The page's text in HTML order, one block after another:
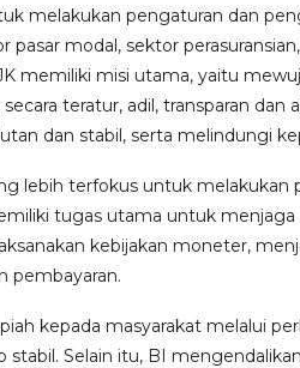
melakukan pengaturan dan
pasar modal, sektor
memiliki misi utama, yaitu
teratur, adil, transparan
dan stabil, serta melindungi
lebih terfokus untuk
tugas utama untuk menjaga
kebijakan moneter,
pembayaran.
kepada masyarakat melalui
stabil. Selain itu, BI